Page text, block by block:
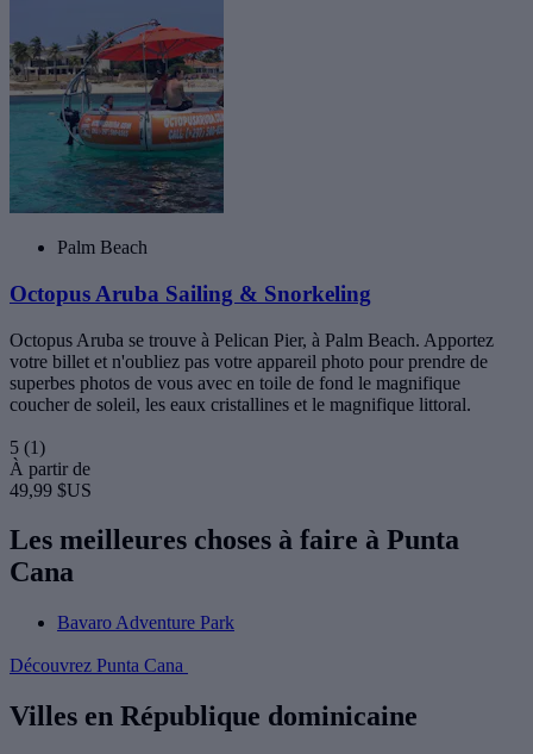
Palm Beach
Octopus Aruba Sailing & Snorkeling
Octopus Aruba se trouve à Pelican Pier, à Palm Beach. Apportez
votre billet et n'oubliez pas votre appareil photo pour prendre de
superbes photos de vous avec en toile de fond le magnifique
coucher de soleil, les eaux cristallines et le magnifique littoral.
5 (1)
À partir de
49,99 $US
Les meilleures choses à faire à Punta
Cana
Bavaro Adventure Park
Découvrez Punta Cana
Villes en République dominicaine